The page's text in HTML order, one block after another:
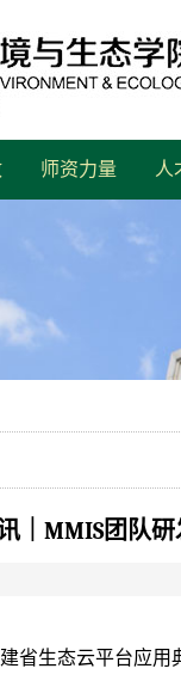
师资力量 人
｜MMIS团队
生态云平台应用